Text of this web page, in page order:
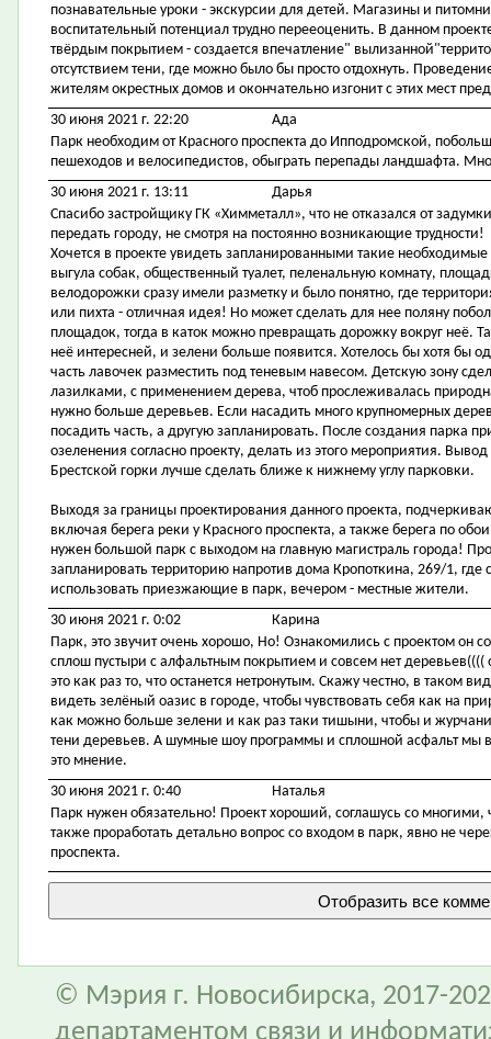
познавательные уроки - экскурсии для детей. Магазины и
воспитательный потенциал трудно перееоценить. В данном
твёрдым покрытием - создается впечатление"
отсутствием тени, где можно было бы просто отдохнуть.
жителям окрестных домов и окончательно изгонит с этих мест
30 июня 2021 г. 22:20
Ада
Парк необходим от Красного проспекта до Ипподромской,
пешеходов и велосипедистов, обыграть перепады ландшафта.
30 июня 2021 г. 13:11
Дарья
Спасибо застройщику ГК «Химметалл», что не отказался от
передать городу, не смотря на постоянно возникающие трудности!
Хочется в проекте увидеть запланированными такие
выгула собак, общественный туалет, пеленальную комнату,
велодорожки сразу имели разметку и было понятно, где
или пихта - отличная идея! Но может сделать для нее поляну
площадок, тогда в каток можно превращать дорожку вокруг неё.
неё интересней, и зелени больше появится. Хотелось бы хотя бы
часть лавочек разместить под теневым навесом. Детскую зону
лазилками, с применением дерева, чтоб прослеживалась
нужно больше деревьев. Если насадить много крупномерных
посадить часть, а другую запланировать. После создания парка
озеленения согласно проекту, делать из этого мероприятия.
Брестской горки лучше сделать ближе к нижнему углу парковки.
Выходя за границы проектирования данного проекта,
включая берега реки у Красного проспекта, а также берега по
нужен большой парк с выходом на главную магистраль города!
запланировать территорию напротив дома Кропоткина, 269/1,
использовать приезжающие в парк, вечером - местные жители.
30 июня 2021 г. 0:02
Карина
Парк, это звучит очень хорошо, Но! Ознакомились с проектом он
сплош пустыри с алфальтным покрытием и совсем нет
это как раз то, что останется нетронутым. Скажу честно, в таком
видеть зелёный оазис в городе, чтобы чувствовать себя как на
как можно больше зелени и как раз таки тишыни, чтобы и
тени деревьев. А шумные шоу программы и сплошной асфальт мы
это мнение.
30 июня 2021 г. 0:40
Наталья
Парк нужен обязательно! Проект хороший, соглашусь со
также проработать детально вопрос со входом в парк, явно не
проспекта.
© Мэрия г. Новосибирска, 2017-
департаментом связи и